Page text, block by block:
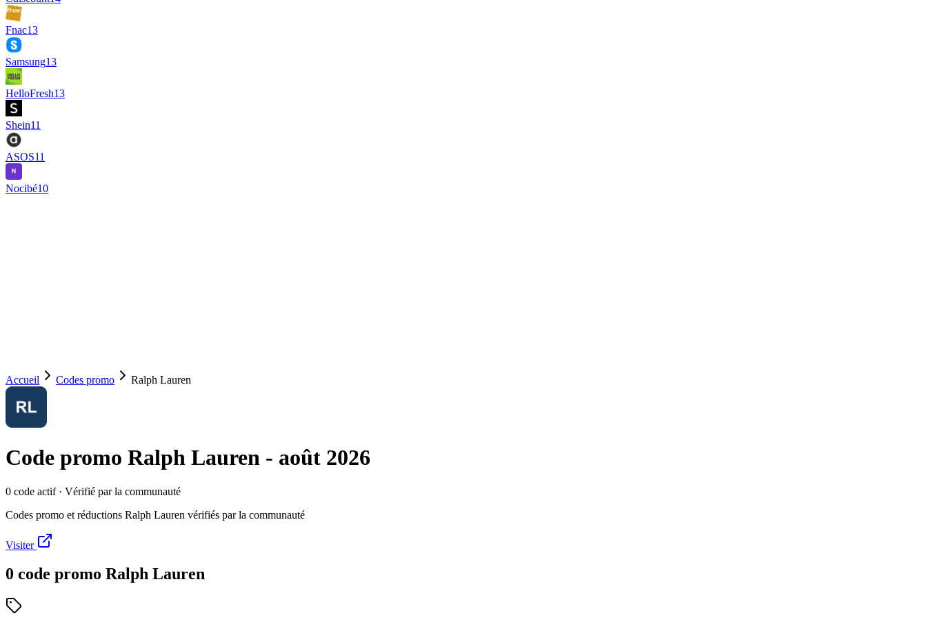
Fnac13
Samsung13
HelloFresh13
Shein11
ASOS11
Nocibé10
Accueil Codes promo Ralph Lauren
Code promo Ralph Lauren - août 2026
0 code actif· Vérifié par la communauté
Codes promo et réductions Ralph Lauren vérifiés par la communauté
Visiter
0 code promo Ralph Lauren